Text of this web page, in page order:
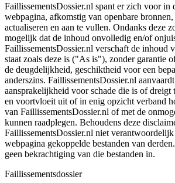
FaillissementsDossier.nl spant er zich voor in
webpagina, afkomstig van openbare
actualiseren en aan te vullen. Ondanks deze
mogelijk dat de inhoud onvolledig en/of
FaillissementsDossier.nl verschaft de inhoud
staat zoals deze is ("As is"), zonder garantie
de deugdelijkheid, geschiktheid voor een
anderszins. FaillissementsDossier.nl
aansprakelijkheid voor schade die is of dreigt
en voortvloeit uit of in enig opzicht verband
van FaillissementsDossier.nl of met de
kunnen raadplegen. Behoudens deze
FaillissementsDossier.nl niet
webpagina gekoppelde bestanden van
geen bekrachtiging van die bestanden in.
Faillissementsdossier